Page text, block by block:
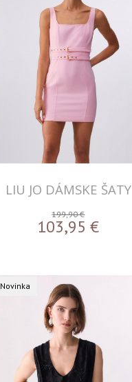
LIU JO DÁMSKE ŠATY
199,90 €
103,95 €
Novinka